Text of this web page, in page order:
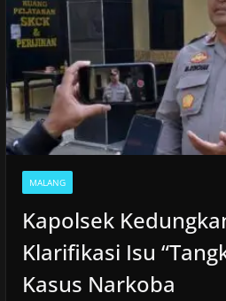
MALANG
Kapolsek
Klarifikasi Isu
Kasus Narkoba